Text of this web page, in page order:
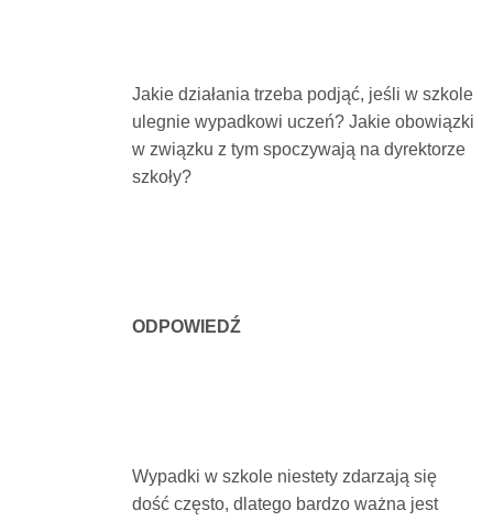
Dokumenty
Jakie działania trzeba podjąć, jeśli w szkole
ulegnie wypadkowi uczeń? Jakie obowiązki
w związku z tym spoczywają na dyrektorze
szkoły?
ODPOWIEDŹ
Wypadki w szkole niestety zdarzają się
dość często, dlatego bardzo ważna jest